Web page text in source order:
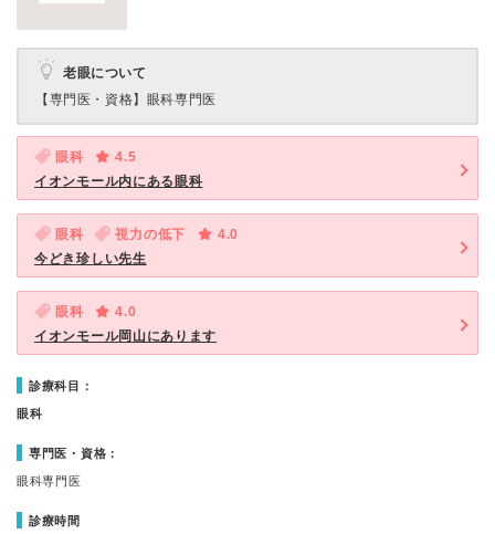
老眼について
【専門医・資格】 眼科専門医
眼科
4.5
イオンモール内にある眼科
眼科 視力の低下
4.0
今どき珍しい先生
眼科
4.0
イオンモール岡山にあります
診療科目：
眼科
専門医・資格：
眼科専門医
診療時間